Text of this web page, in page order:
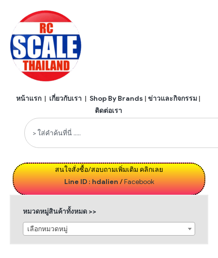
หน้าแรก | เกี่ยวกับเรา | Shop By Brands | ข่าวและกิจกรรม |
ติดต่อเรา
สนใจสั่งซื้อ/สอบถามเพิ่มเติม คลิกเลย
Line ID : hdalien/Facebook
หมวดหมู่สินค้าทั้งหมด >>
เลือกหมวดหมู่